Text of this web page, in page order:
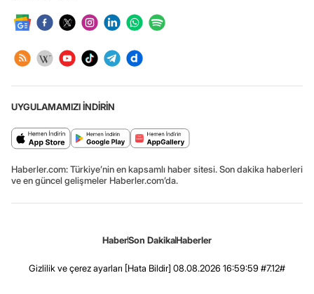
UYGULAMAMIZI İNDİRİN
Haberler.com: Türkiye’nin en kapsamlı haber sitesi. Son dakika haberleri
ve en güncel gelişmeler Haberler.com’da.
HaberSon DakikaHaberler
Gizlilik ve çerez ayarları [Hata Bildir] 08.08.2026 16:59:59 #7.12#